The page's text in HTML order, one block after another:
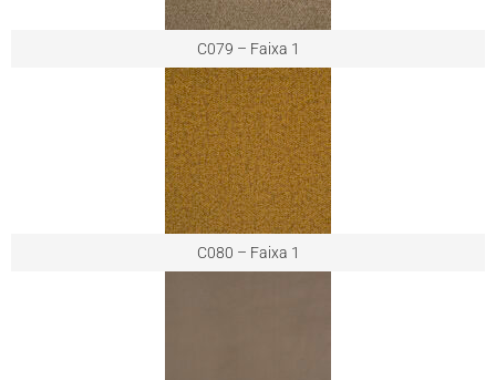
C079 – Faixa 1
C080 – Faixa 1